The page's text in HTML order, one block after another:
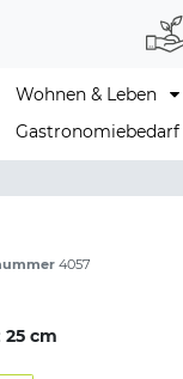
Wohnen & Leben
Gastronomiebedarf
4057
25 cm